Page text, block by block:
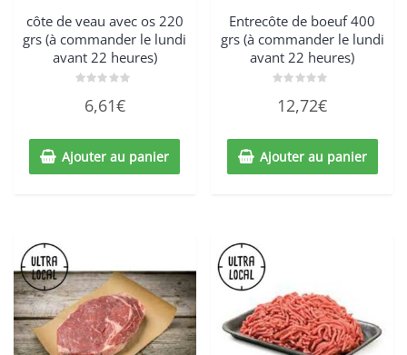
côte de veau avec os 220
grs (à commander le lundi
avant 22 heures)
sur
6,61€
Ajouter au panier
Entrecôte de boeuf 400
grs (à commander le lundi
avant 22 heures)
0
sur
12,72€
Ajouter au panier